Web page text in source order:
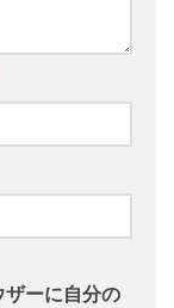
ーに自分の